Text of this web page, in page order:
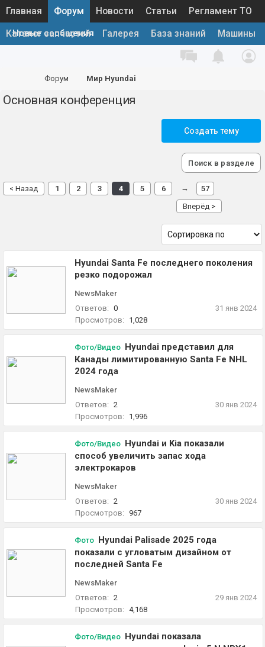
Главная Форум
Новые сообщения
Новости Статьи Регламент ТО
Каталог запчастей Галерея База знаний Машины
Форум Мир Hyundai
Основная конференция
Создать тему
Поиск в разделе
< Назад 1 2 3 4 5 6 →
57
Вперёд >
Hyundai Santa Fe последнего поколения
резко подорожал
NewsMaker
Ответов: 0
Просмотров:
1,028
31 янв 2024
Фото/Видео Hyundai представил для
Канады лимитированную Santa Fe NHL
2024 года
NewsMaker
Ответов: 2
Просмотров:
1,996
30 янв 2024
Фото/Видео Hyundai и Kia показали
способ увеличить запас хода
электрокаров
NewsMaker
Ответов: 2
Просмотров:
967
30 янв 2024
Фото Hyundai Palisade 2025 года
показали с угловатым дизайном от
последней Santa Fe
NewsMaker
Ответов: 2
Просмотров: 4,168
29 янв 2024
Фото/Видео Hyundai показала